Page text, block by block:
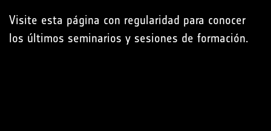
Visite esta página con regularidad para conocer
los últimos seminarios y sesiones de formación.